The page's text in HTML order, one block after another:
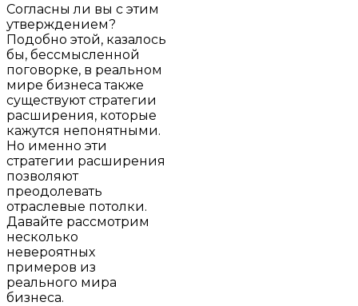
Согласны ли вы с этим
утверждением?
Подобно этой, казалось
бы, бессмысленной
поговорке, в реальном
мире бизнеса также
существуют стратегии
расширения, которые
кажутся непонятными.
Но именно эти
стратегии расширения
позволяют
преодолевать
отраслевые потолки.
Давайте рассмотрим
несколько
невероятных
примеров из
реального мира
бизнеса.